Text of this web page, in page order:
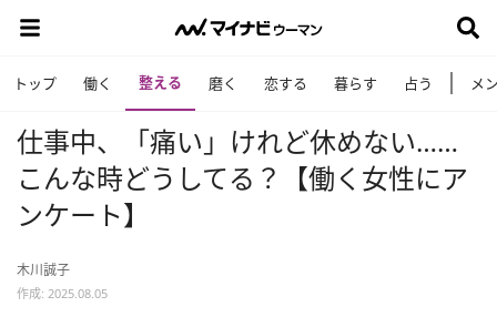
トップ 働く 整える 磨く 恋する 暮らす 占う メ
仕事中、「痛い」けれど休めない……
こんな時どうしてる？【働く女性にア
ンケート】
木川誠子
作成: 2025.08.05